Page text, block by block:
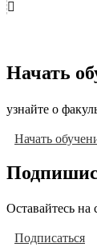
Начать
узнайте о
Начать
Оставайтесь
Подписаться